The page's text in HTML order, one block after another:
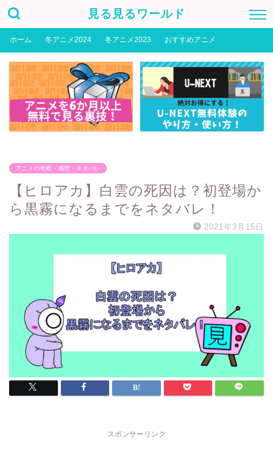
見る見るワールド
ホーム 冬アニメ2024 冬アニメ2023 おすすめアニメ
アニメの考察・感想・ネタバレ
【ヒロアカ】白雲の死因は？初登場か
ら黒霧になるまでをネタバレ！
2021年3月15日
スポンサーリンク